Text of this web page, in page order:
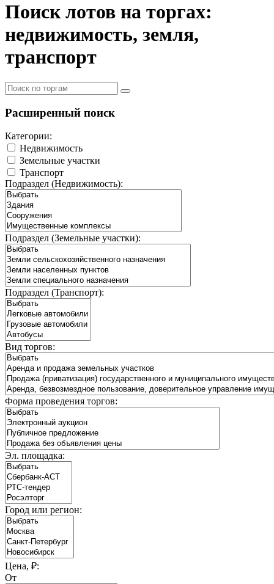
Поиск лотов на торгах:
недвижимость, земля,
транспорт
Расширенный поиск
Категории:
Недвижимость
Земельные участки
Транспорт
Подраздел (Недвижимость):
Подраздел (Земельные участки):
Подраздел (Транспорт):
Вид торгов:
Форма проведения торгов:
Эл. площадка:
Город или регион:
Цена, ₽:
От